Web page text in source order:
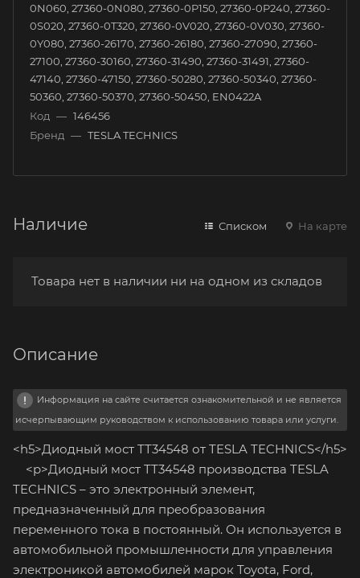
0N060, 27360-0N080, 27360-0P150, 27360-0P240, 27360-
0S020, 27360-0T320, 27360-0V020, 27360-0V030, 27360-
0Y080, 27360-26170, 27360-26180, 27360-27090, 27360-
27100, 27360-30160, 27360-31490, 27360-31491, 27360-
47140, 27360-47150, 27360-50280, 27360-50340, 27360-
50360, 27360-50370, 27360-50450, EN0422A
Код — 146456
Бренд — TESLA TECHNICS
Наличие Списком На карте
Товара нет в наличии ни на одном из складов
Описание
Информация на сайте считается ознакомительной и не является
исчерпывающим руководством к использованию товара или услуги.
<h5>Диодный мост TT34548 от TESLA TECHNICS</h5>
<p>Диодный мост TT34548 производства TESLA
TECHNICS – это электронный элемент,
предназначенный для преобразования
переменного тока в постоянный. Он используется в
автомобильной промышленности для управления
электроникой автомобилей марок Toyota, Ford,